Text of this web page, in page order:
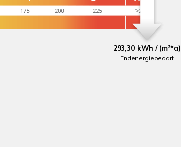
293,30 kWh / (m²*a)
Endenergiebedarf